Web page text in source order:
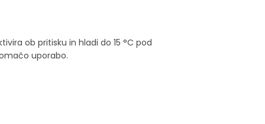
ob pritisku in hladi do 15 °C pod
uporabo.